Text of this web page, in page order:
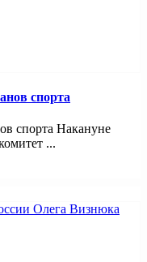
спорта
спорта Накануне
...